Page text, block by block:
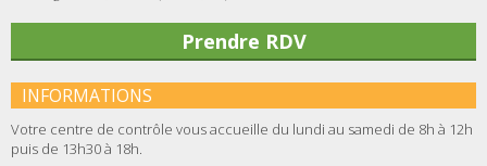
Prendre RDV
INFORMATIONS
Votre centre de contrôle vous accueille du lundi au samedi de 8h à 12h
puis de 13h30 à 18h.